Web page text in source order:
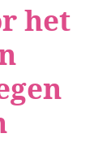
het